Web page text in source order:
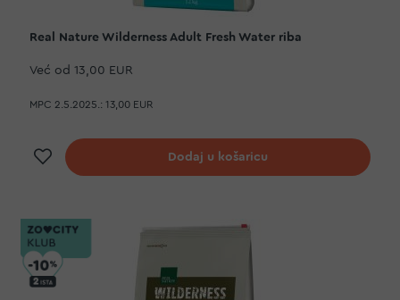
Real Nature Wilderness Adult Fresh Water riba
Već od 13,00 EUR
MPC 2.5.2025.: 13,00 EUR
Dodaj na listu želja
Dodaj u košaricu